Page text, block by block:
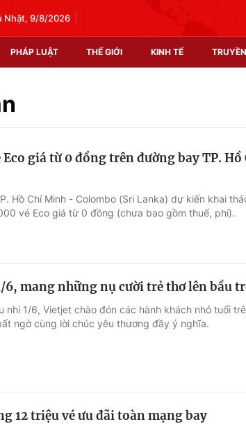
Nhật, 9/8/2026
PHÁP LUẬT THẾ GIỚI KINH TẾ
Thị trường
Góc doanh nghiệp
Hậu
Nhân vật
Giải sao
Du lịch
giá từ 0 đồng trên đường bay TP.
Hồ Chí Minh - Colombo (Sri Lanka) dự kiến khai
vé Eco giá từ 0 đồng (chưa bao gồm thuế, phí).
mang những nụ cười trẻ thơ lên bầu
nhi 1/6, Vietjet chào đón các hành khách nhỏ tuổi
ngờ cùng lời chúc yêu thương đầy ý nghĩa.
12 triệu vé ưu đãi toàn mạng bay